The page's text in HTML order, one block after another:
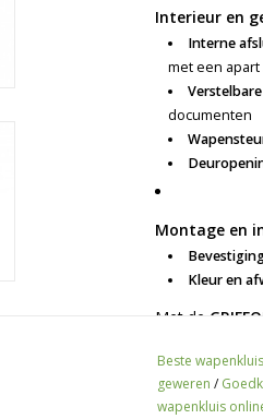
Interieur en
Interne
met een
documenten
Montage en
Kleur en
Met de
de ideale
georganiseerd
Beste
geweren /
wapenkluis